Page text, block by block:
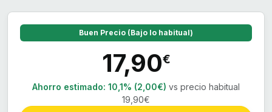
Buen Precio (Bajo lo habitual)
17,90€
Ahorro estimado: 10,1% (2,00€) vs precio habitual
19,90€